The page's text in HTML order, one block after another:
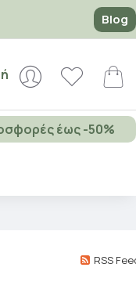
Blog
έως -50%
RSS